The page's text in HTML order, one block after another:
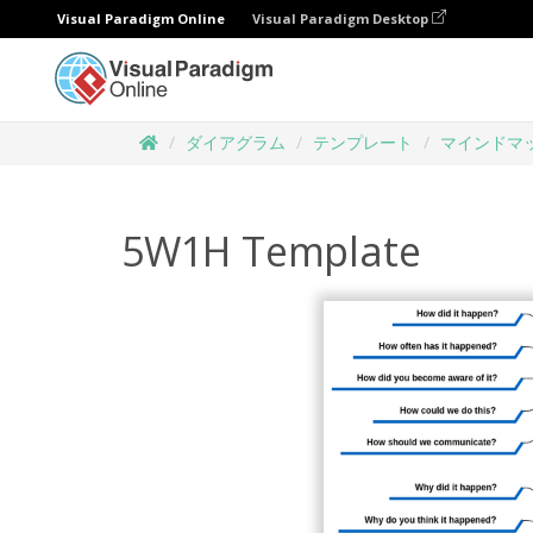
Visual Paradigm Online Visual Paradigm Desktop
ダイアグラム テンプレート マインドマ
5W1H Template